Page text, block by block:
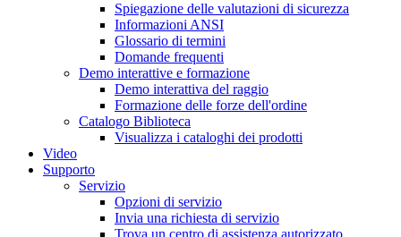
Spiegazione delle valutazioni di sicurezza
Informazioni ANSI
Glossario di termini
Domande frequenti
Demo interattive e formazione
Demo interattiva del raggio
Formazione delle forze dell'ordine
Catalogo Biblioteca
Visualizza i cataloghi dei prodotti
Video
Supporto
Servizio
Opzioni di servizio
Invia una richiesta di servizio